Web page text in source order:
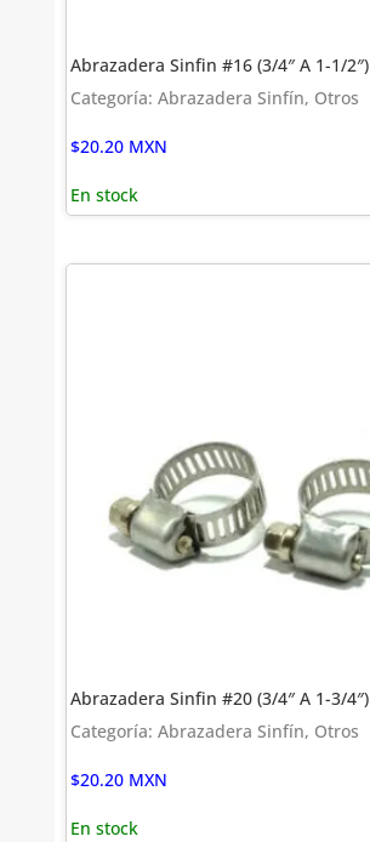
Abrazadera Sinfin #16 (3/4″ A 1-1/2″)
Categoría: Abrazadera Sinfín, Otros
$20.20 MXN
En stock
Abrazadera Sinfin #20 (3/4″ A 1-3/4″)
Categoría: Abrazadera Sinfín, Otros
$20.20 MXN
En stock